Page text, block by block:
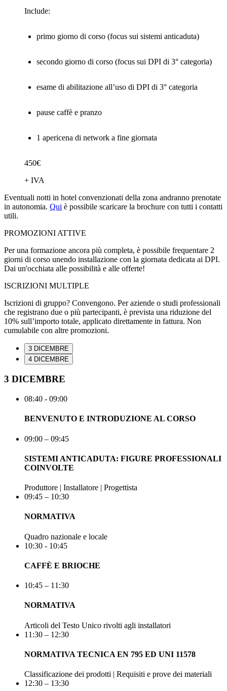
Include:
primo giorno di corso (focus sui sistemi anticaduta)
secondo giorno di corso (focus sui DPI di 3° categoria)
esame di abilitazione all’uso di DPI di 3° categoria
pause caffè e pranzo
1 apericena di network a fine giornata
450€
+ IVA
Eventuali notti in hotel convenzionati della zona andranno prenotate
in autonomia. Qui è possibile scaricare la brochure con tutti i contatti
utili.
PROMOZIONI ATTIVE
Per una formazione ancora più completa, è possibile frequentare 2
giorni di corso unendo installazione con la giornata dedicata ai DPI.
Dai un'occhiata alle possibilità e alle offerte!
ISCRIZIONI MULTIPLE
Iscrizioni di gruppo? Convengono. Per aziende o studi professionali
che registrano due o più partecipanti, è prevista una riduzione del
10% sull’importo totale, applicato direttamente in fattura. Non
cumulabile con altre promozioni.
3 DICEMBRE
4 DICEMBRE
3 DICEMBRE
08:40 - 09:00
BENVENUTO E INTRODUZIONE AL CORSO
09:00 – 09:45
SISTEMI ANTICADUTA: FIGURE PROFESSIONALI
COINVOLTE
Produttore | Installatore | Progettista
09:45 – 10:30
NORMATIVA
Quadro nazionale e locale
10:30 - 10:45
CAFFÈ E BRIOCHE
10:45 – 11:30
NORMATIVA
Articoli del Testo Unico rivolti agli installatori
11:30 – 12:30
NORMATIVA TECNICA EN 795 ED UNI 11578
Classificazione dei prodotti | Requisiti e prove dei materiali
12:30 – 13:30